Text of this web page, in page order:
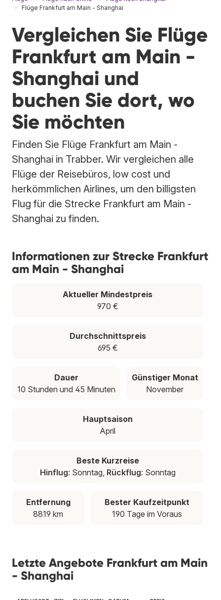
Flüge Frankfurt am Main - Shanghai
Vergleichen Sie Flüge
Frankfurt am Main -
Shanghai und
buchen Sie dort, wo
Sie möchten
Finden Sie Flüge Frankfurt am Main -
Shanghai in Trabber. Wir vergleichen alle
Flüge der Reisebüros, low cost und
herkömmlichen Airlines, um den billigsten
Flug für die Strecke Frankfurt am Main -
Shanghai zu finden.
Informationen zur Strecke Frankfurt
am Main - Shanghai
Aktueller Mindestpreis
970 €
Durchschnittspreis
695 €
Dauer
10 Stunden und 45 Minuten
Günstiger Monat
November
Hauptsaison
April
Beste Kurzreise
Hinflug: Sonntag, Rückflug: Sonntag
Entfernung
8819 km
Bester Kaufzeitpunkt
190 Tage im Voraus
Letzte Angebote Frankfurt am Main
- Shanghai